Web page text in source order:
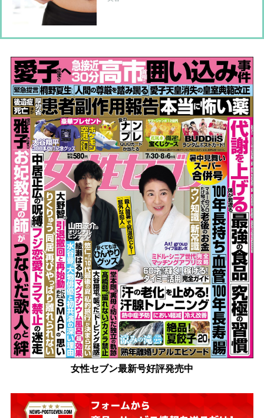
女性セブン最新号好評発売中